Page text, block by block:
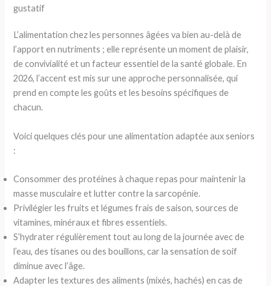
gustatif
L’alimentation chez les personnes âgées va bien au-delà de
l’apport en nutriments ; elle représente un moment de plaisir,
de convivialité et un facteur essentiel de la santé globale. En
2026, l’accent est mis sur une approche personnalisée, qui
prend en compte les goûts et les besoins spécifiques de
chacun.
Voici quelques clés pour une alimentation adaptée aux seniors
:
Consommer des protéines à chaque repas pour maintenir la
masse musculaire et lutter contre la sarcopénie.
Privilégier les fruits et légumes frais de saison, sources de
vitamines, minéraux et fibres essentiels.
S’hydrater régulièrement tout au long de la journée avec de
l’eau, des tisanes ou des bouillons, car la sensation de soif
diminue avec l’âge.
Adapter les textures des aliments (mixés, hachés) en cas de